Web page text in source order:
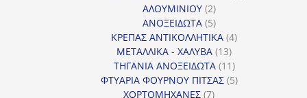
ΑΛΟΥΜΙΝΙΟΥ 22
προϊόντα
ΑΝΟΞΕΙΔΩΤΑ 55
προϊόντα
ΚΡΕΠΑΣ ΑΝΤΙΚΟΛΛΗΤΙΚΑ 44
ΜΕΤΑΛΛΙΚΑ - ΧΑΛΥΒΑ 1313
προϊόντα
ΤΗΓΑΝΙΑ ΑΝΟΞΕΙΔΩΤΑ 1111
προϊόντα
ΦΤΥΑΡΙΑ ΦΟΥΡΝΟΥ ΠΙΤΣΑΣ 55
ΧΟΡΤΟΜΗΧΑΝΕΣ 77